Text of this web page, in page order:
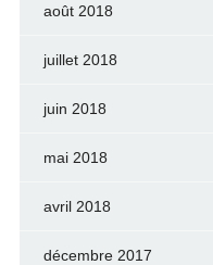
août 2018
juillet 2018
juin 2018
mai 2018
avril 2018
décembre 2017